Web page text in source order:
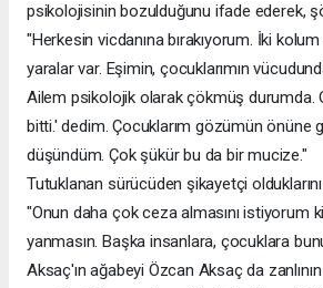
psikolojisinin bozulduğunu ifade ederek,
"Herkesin vicdanına bırakıyorum. İki
yaralar var. Eşimin, çocuklarımın
Ailem psikolojik olarak çökmüş durumda.
bitti.' dedim. Çocuklarım gözümün önüne
düşündüm. Çok şükür bu da bir mucize."
Tutuklanan sürücüden şikayetçi
"Onun daha çok ceza almasını istiyorum
yanmasın. Başka insanlara, çocuklara
Aksaç'ın ağabeyi Özcan Aksaç da